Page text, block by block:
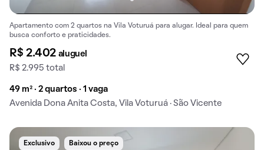
Apartamento com 2 quartos na Vila Voturuá para alugar. Ideal para quem
busca conforto e praticidades.
R$ 2.402 aluguel
R$ 2.995 total
49 m² · 2 quartos · 1 vaga
Avenida Dona Anita Costa, Vila Voturuá · São Vicente
Exclusivo Baixou o preço